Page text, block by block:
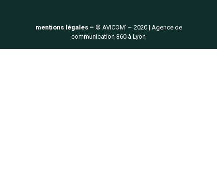
mentions légales – © AVICOM’ – 2020 | Agence de
communication 360 à Lyon